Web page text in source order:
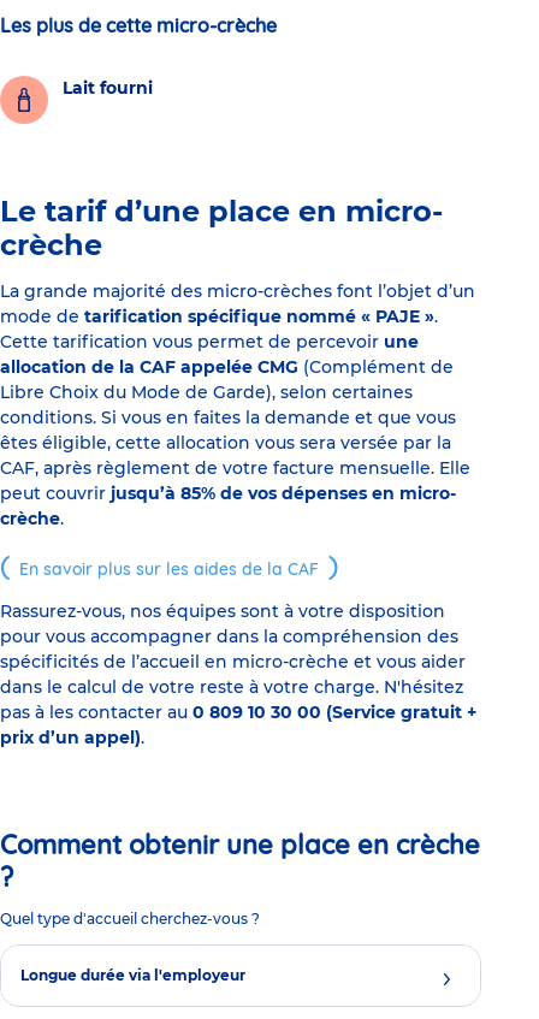
Les plus de cette micro-crèche
Lait fourni
Le tarif d’une place en micro-
crèche
La grande majorité des micro-crèches font l’objet d’un
mode de tarification spécifique nommé « PAJE ».
Cette tarification vous permet de percevoir une
allocation de la CAF appelée CMG (Complément de
Libre Choix du Mode de Garde), selon certaines
conditions. Si vous en faites la demande et que vous
êtes éligible, cette allocation vous sera versée par la
CAF, après règlement de votre facture mensuelle. Elle
peut couvrir jusqu’à 85% de vos dépenses en micro-
crèche.
En savoir plus sur les aides de la CAF
Rassurez-vous, nos équipes sont à votre disposition
pour vous accompagner dans la compréhension des
spécificités de l’accueil en micro-crèche et vous aider
dans le calcul de votre reste à votre charge. N'hésitez
pas à les contacter au 0 809 10 30 00 (Service gratuit +
prix d’un appel).
Comment obtenir une place en crèche
?
Quel type d'accueil cherchez-vous ?
Longue durée via l'employeur